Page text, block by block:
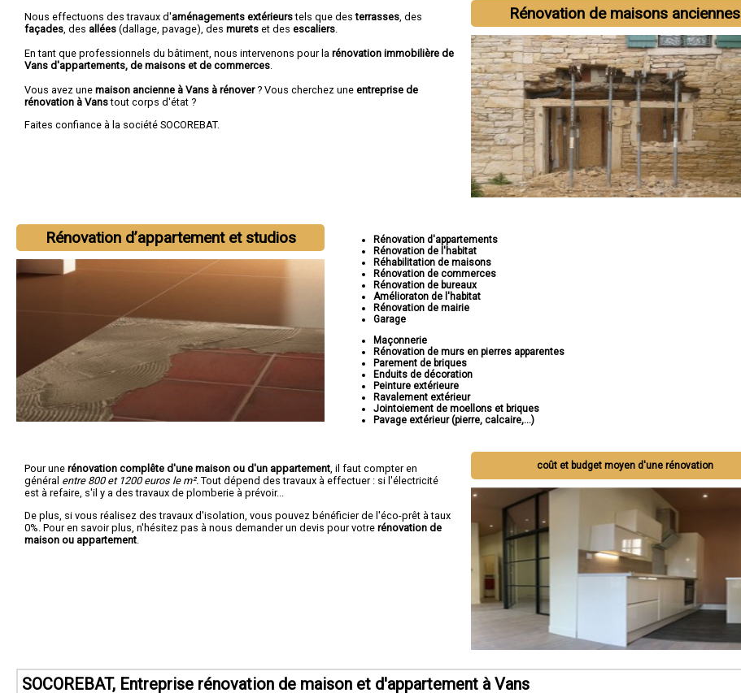
Rénovation de maisons anciennes
Nous effectuons des travaux d'aménagements extérieurstels que desterrasses , des
façades , des allées (dallage, pavage), des murets et des escaliers
En tant que professionnels du bâtiment, nous intervenons pour la rénovation immobilière de
Vans d'appartements, de maisons et de commerces
Vous avez une maison ancienne à Vans à rénover? Vous cherchez une entreprise de
rénovation à Vanstout corps d'état ?
Faites confiance à la société SOCOREBAT.
Rénovation d’appartement et studios
Rénovation d'appartements
Rénovation de l'habitat
Réhabilitation de maisons
Rénovation de commerces
Rénovation de bureaux
Amélioraton de l'habitat
Rénovation de mairie
Garage
Maçonnerie
Rénovation de murs en pierres apparentes
Parement de briques
Enduits de décoration
Peinture extérieure
Ravalement extérieur
Jointoiement de moellons et briques
Pavage extérieur (pierre, calcaire,...)
coût et budget moyen d'une rénovation
Pour une rénovation complête d'une maison ou d'un appartement , il faut compter en
général entre 800 et 1200 euros le m². Tout dépend des travaux à effectuer : si l'électricité
est à refaire, s'il y a des travaux de plomberie à prévoir...
De plus, si vous réalisez des travaux d'isolation, vous pouvez bénéficier de l'éco-prêt à taux
0%. Pour en savoir plus, n'hésitez pas à nous demander un devis pour votre rénovation de
maison ou appartement
SOCOREBAT, Entreprise rénovation de maison et d'appartement à Vans